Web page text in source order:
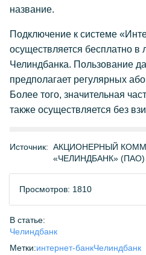
название.
Подключение к системе
осуществляется бесплатно
Челиндбанка. Пользование
предполагает регулярных
Более того, значительная
также осуществляется без
Источник: АКЦИОНЕРНЫЙ
«ЧЕЛИНДБАНК» (ПАО)
Просмотров: 1810
В статье:
Челиндбанк
Метки:интернет-банкЧелиндбанк